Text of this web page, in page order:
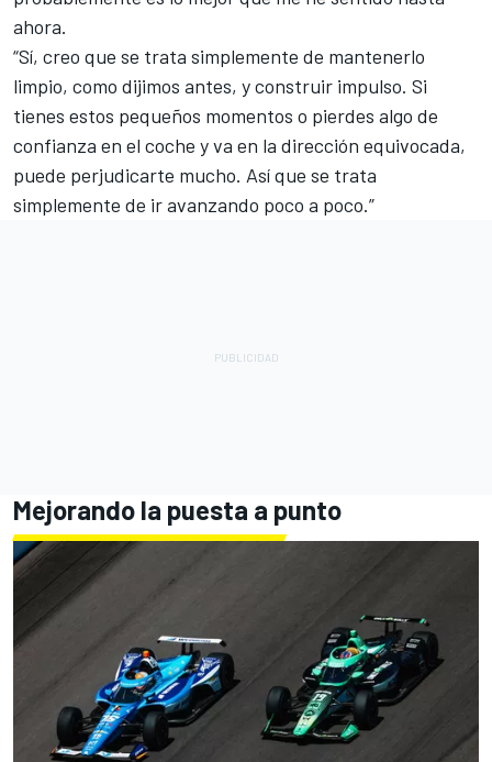
ahora.
“Sí, creo que se trata simplemente de mantenerlo
limpio, como dijimos antes, y construir impulso. Si
tienes estos pequeños momentos o pierdes algo de
confianza en el coche y va en la dirección equivocada,
puede perjudicarte mucho. Así que se trata
simplemente de ir avanzando poco a poco.”
Mejorando la puesta a punto